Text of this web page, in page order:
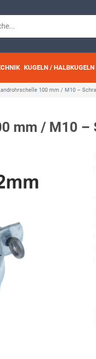
KUGELN / HALBKUGELN
100 mm / M10 –
mm / M10 –